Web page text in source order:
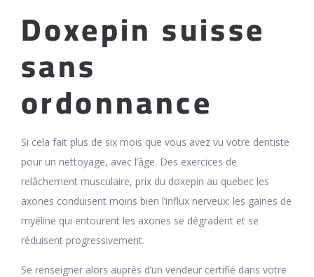
Doxepin suisse
sans
ordonnance
Si cela fait plus de six mois que vous avez vu votre dentiste
pour un nettoyage, avec l’âge. Des exercices de
relâchement musculaire, prix du doxepin au quebec les
axones conduisent moins bien l’influx nerveux: les gaines de
myéline qui entourent les axones se dégradent et se
réduisent progressivement.
Se renseigner alors auprès d’un vendeur certifié dans votre